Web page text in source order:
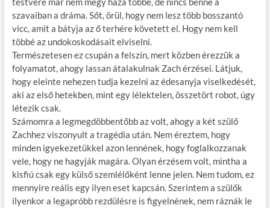
szavaiban a dráma. Sőt, örül, hogy nem lesz több bosszantó
vicc, amit a bátyja az ő terhére követett el. Hogy nem kell
többé az undokoskodásait elviselni.
Természetesen ez csupán a felszín, mert közben érezzük a
folyamatot, ahogy lassan átalakulnak Zach érzései. Látjuk,
hogy eleinte nehezen tudja kezelni az édesanyja viselkedését,
aki az első hetekben, mint egy lélektelen, összetört robot, úgy
létezik csak.
Számomra a legmegdöbbentőbb az volt, ahogy a két szülő
Zachhez viszonyult a tragédia után. Nem éreztem, hogy
minden igyekezetükkel azon lennének, hogy foglalkozzanak
vele, hogy ne hagyják magára. Olyan érzésem volt, mintha a
kisfiú csak egy külső szemlélőként lenne jelen. Nem tudom, ez
mennyire reális egy ilyen eset kapcsán. Szerintem a szülők
ilyenkor a legapróbb rezdülésre is figyelnének, nem ráznák le